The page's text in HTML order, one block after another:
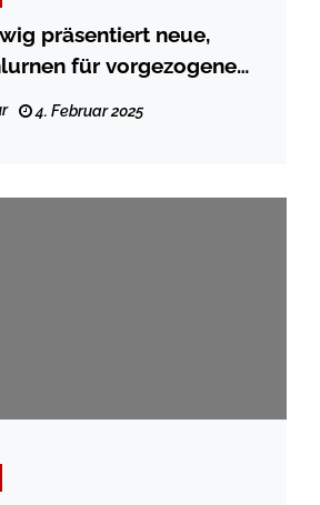
präsentiert neue,
für vorgezogene
4. Februar 2025